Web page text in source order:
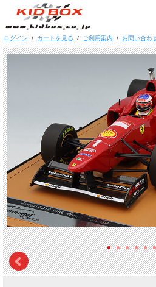
ログイン / カートを見る / ご利用案内 / お問い合わ